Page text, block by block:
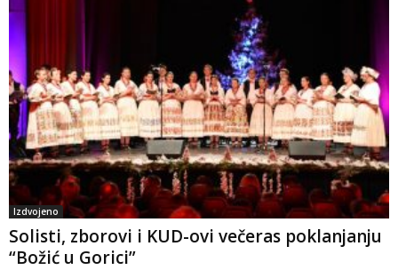
Izdvojeno
Solisti, zborovi i KUD-ovi večeras poklanjanju
“Božić u Gorici”